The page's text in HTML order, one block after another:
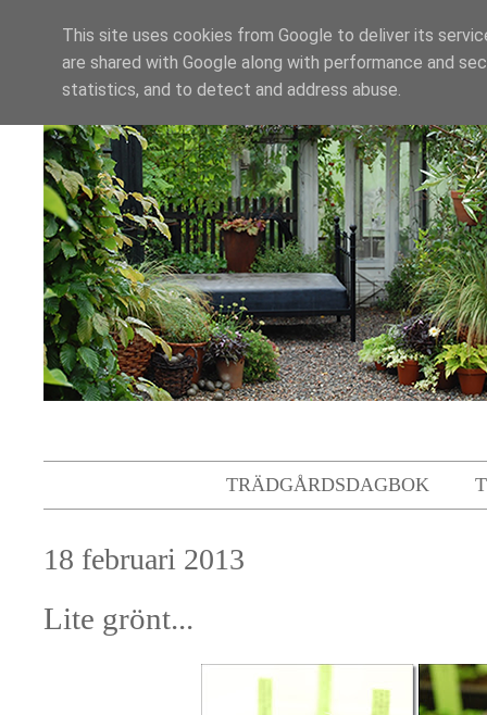
TRÄDGÅRDSDAGBOK
18 februari 2013
Lite grönt...
This site uses cookies from Google to deliver its
are shared with Google along with performance and
statistics, and to detect and address abuse.